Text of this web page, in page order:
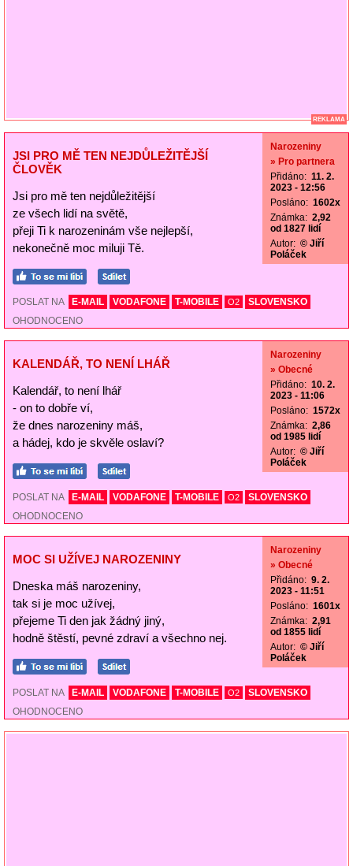
REKLAMA
JSI PRO MĚ TEN NEJDŮLEŽITĚJŠÍ
ČLOVĚK
Jsi pro mě ten nejdůležitější
ze všech lidí na světě,
přeji Ti k narozeninám vše nejlepší,
nekonečně moc miluji Tě.
Narozeniny
» Pro partnera
Přidáno: 11. 2.
2023 - 12:56
Posláno: 1602x
Známka: 2,92
od 1827 lidí
Autor: © Jiří
Poláček
POSLAT NA E-MAIL VODAFONE T-MOBILE O2
SLOVENSKO
OHODNOCENO
KALENDÁŘ, TO NENÍ LHÁŘ
Kalendář, to není lhář
- on to dobře ví,
že dnes narozeniny máš,
a hádej, kdo je skvěle oslaví?
Narozeniny
» Obecné
Přidáno: 10. 2.
2023 - 11:06
Posláno: 1572x
Známka: 2,86
od 1985 lidí
Autor: © Jiří
Poláček
POSLAT NA E-MAIL VODAFONE T-MOBILE O2
SLOVENSKO
OHODNOCENO
MOC SI UŽÍVEJ NAROZENINY
Dneska máš narozeniny,
tak si je moc užívej,
přejeme Ti den jak žádný jiný,
hodně štěstí, pevné zdraví a všechno nej.
Narozeniny
» Obecné
Přidáno: 9. 2.
2023 - 11:51
Posláno: 1601x
Známka: 2,91
od 1855 lidí
Autor: © Jiří
Poláček
POSLAT NA E-MAIL VODAFONE T-MOBILE O2
SLOVENSKO
OHODNOCENO